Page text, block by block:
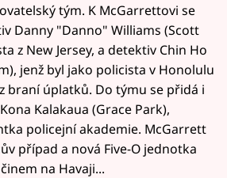
tým. K McGarrettovi se
Danny "Danno" Williams (Scott
z New Jersey, a detektiv Chin Ho
jenž byl jako policista v Honolulu
braní úplatků. Do týmu se přidá i
Kalakaua (Grace Park),
policejní akademie. McGarrett
případ a nová Five-O jednotka
na Havaji...